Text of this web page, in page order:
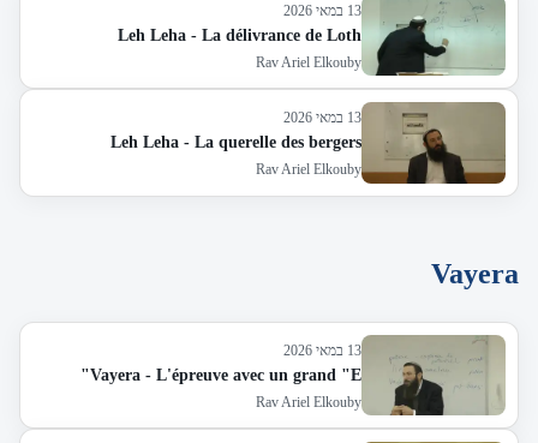
13 במאי 2026
Leh Leha - La délivrance de Loth
Rav Ariel Elkouby
13 במאי 2026
Leh Leha - La querelle des bergers
Rav Ariel Elkouby
Vayera
13 במאי 2026
Vayera - L'épreuve avec un grand "E"
Rav Ariel Elkouby